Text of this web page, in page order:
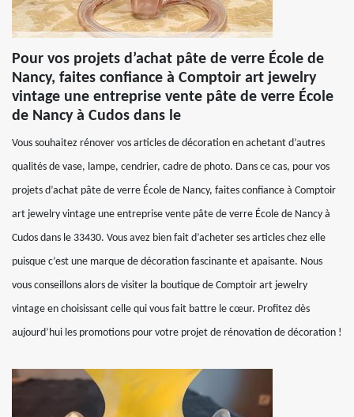
Pour vos projets d’achat pâte de verre École de
Nancy, faites confiance à Comptoir art jewelry
vintage une entreprise vente pâte de verre École
de Nancy à Cudos dans le
Vous souhaitez rénover vos articles de décoration en achetant d’autres
qualités de vase, lampe, cendrier, cadre de photo. Dans ce cas, pour vos
projets d’achat pâte de verre École de Nancy, faites confiance à Comptoir
art jewelry vintage une entreprise vente pâte de verre École de Nancy à
Cudos dans le 33430. Vous avez bien fait d’acheter ses articles chez elle
puisque c’est une marque de décoration fascinante et apaisante. Nous
vous conseillons alors de visiter la boutique de Comptoir art jewelry
vintage en choisissant celle qui vous fait battre le cœur. Profitez dès
aujourd’hui les promotions pour votre projet de rénovation de décoration !